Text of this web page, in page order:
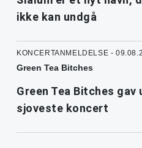
ikke kan undgå
KONCERTANMELDELSE -
Green Tea Bitches
Green Tea Bitches
sjoveste koncert